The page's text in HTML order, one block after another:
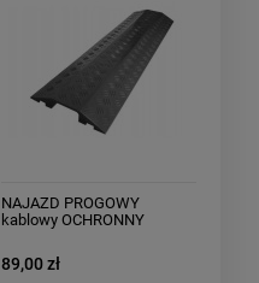
NAJAZD PROGOWY
kablowy OCHRONNY
89,00 zł